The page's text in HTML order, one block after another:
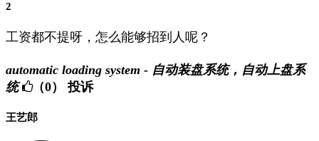
2
工资都不提呀，怎么能够招到人呢？
automatic loading system - 自动装盘系统，自动上盘系
统
（0） 投诉
王艺郎